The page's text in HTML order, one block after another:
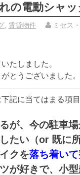
れの電動シャ
,賃貸物件 ミセス
たしました。
とうございました。
記に当てはまる項
が、今の駐車場
たい（or 既に
クを落ち着い
が好きで、小